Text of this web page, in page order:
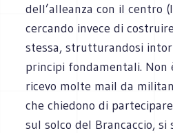
dell’alleanza con il centro
cercando invece di
stessa, strutturandosi
principi fondamentali.
ricevo molte mail da
che chiedono di
sul solco del Brancaccio, si